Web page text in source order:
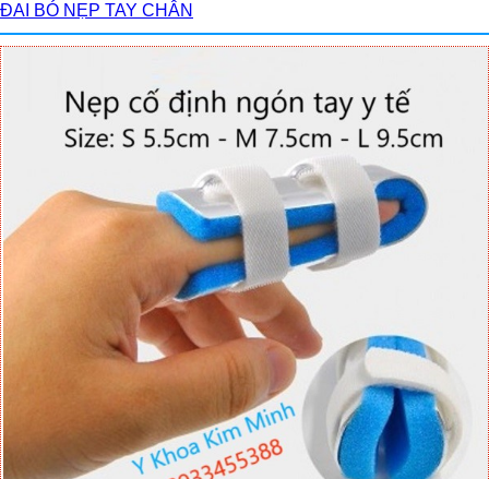
ĐAI BÓ NẸP TAY CHÂN